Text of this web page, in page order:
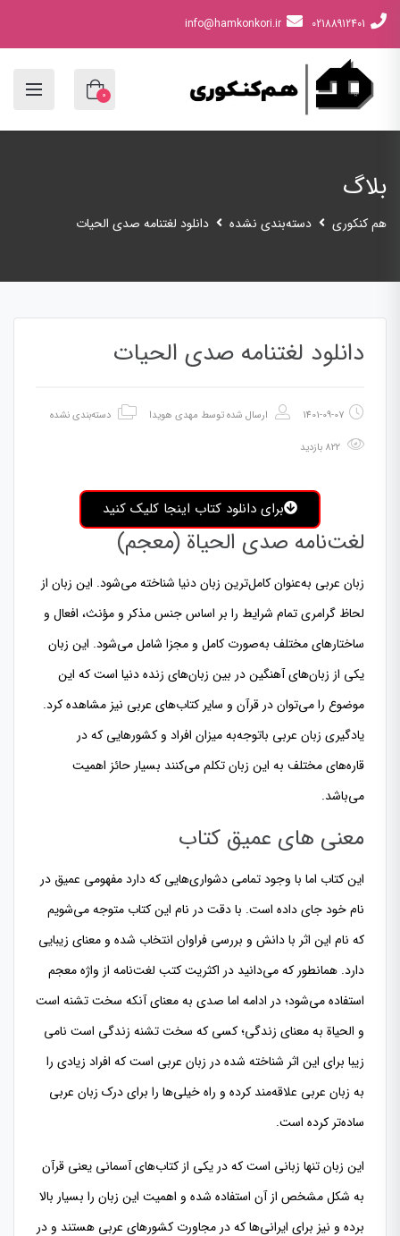
02188912401
info@hamkonkori.ir
0
بلاگ
هم کنکوری دسته‌بندی نشده دانلود لغتنامه صدی الحیات
دانلود لغتنامه صدی الحیات
1401-09-07 ارسال شده توسط مهدی هویدا دسته‌بندی نشده
برای دانلود کتاب اینجا کلیک کنید
لغت‌نامه صدی الحیاة (معجم)
زبان عربی به‌عنوان کامل‌ترین زبان دنیا شناخته می‌شود. این زبان از
لحاظ گرامری تمام شرایط را بر اساس جنس مذکر و مؤنث، افعال و
ساختارهای مختلف به‌صورت کامل و مجزا شامل می‌شود. این زبان
یکی از زبان‌های آهنگین در بین زبان‌های زنده دنیا است که این
موضوع را می‌توان در قرآن و سایر کتاب‌های عربی نیز مشاهده کرد.
یادگیری زبان عربی باتوجه‌به میزان افراد و کشورهایی که در
قاره‌های مختلف به این زبان تکلم می‌کنند بسیار حائز اهمیت
می‌باشد.
معنی های عمیق کتاب
این کتاب اما با وجود تمامی دشواری‌هایی که دارد مفهومی عمیق در
نام خود جای داده است. با دقت در نام این کتاب متوجه می‌شویم
که نام این اثر با دانش و بررسی فراوان انتخاب شده و معنای زیبایی
دارد. همانطور که می‌دانید در اکثریت کتب لغت‌نامه از واژه معجم
استفاده می‌شود؛ در ادامه اما صدی به معنای آنکه سخت تشنه است
و الحیاة به معنای زندگی؛ کسی که سخت تشنه زندگی است نامی
زیبا برای این اثر شناخته شده در زبان عربی است که افراد زیادی را
به زبان عربی علاقه‌مند کرده و راه خیلی‌ها را برای درک زبان عربی
ساده‌تر کرده است.
این زبان تنها زبانی است که در یکی از کتاب‌های آسمانی یعنی قرآن
به شکل مشخص از آن استفاده شده و اهمیت این زبان را بسیار بالا
برده و نیز برای ایرانی‌ها که در مجاورت کشورهای عربی هستند و در